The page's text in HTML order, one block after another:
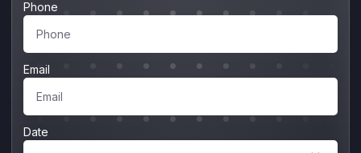
Phone
Email
Date